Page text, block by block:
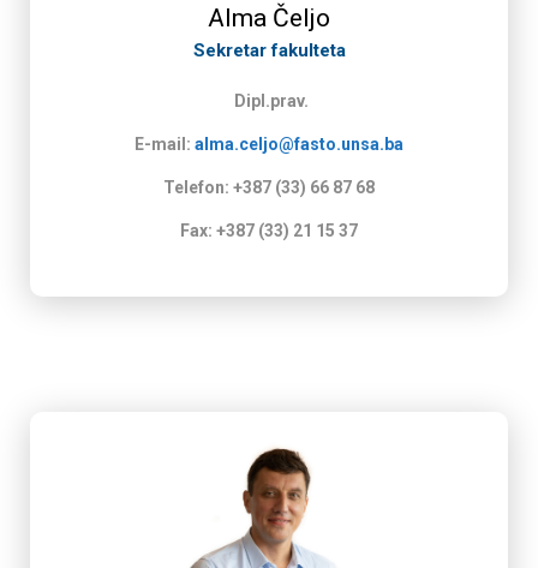
Alma Čeljo
Sekretar fakulteta
Dipl.prav.
E-mail: alma.celjo@fasto.unsa.ba
Telefon: +387 (33) 66 87 68
Fax: +387 (33) 21 15 37